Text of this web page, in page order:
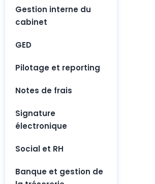
Gestion interne du
cabinet
GED
Pilotage et reporting
Notes de frais
Signature
électronique
Social et RH
Banque et gestion de